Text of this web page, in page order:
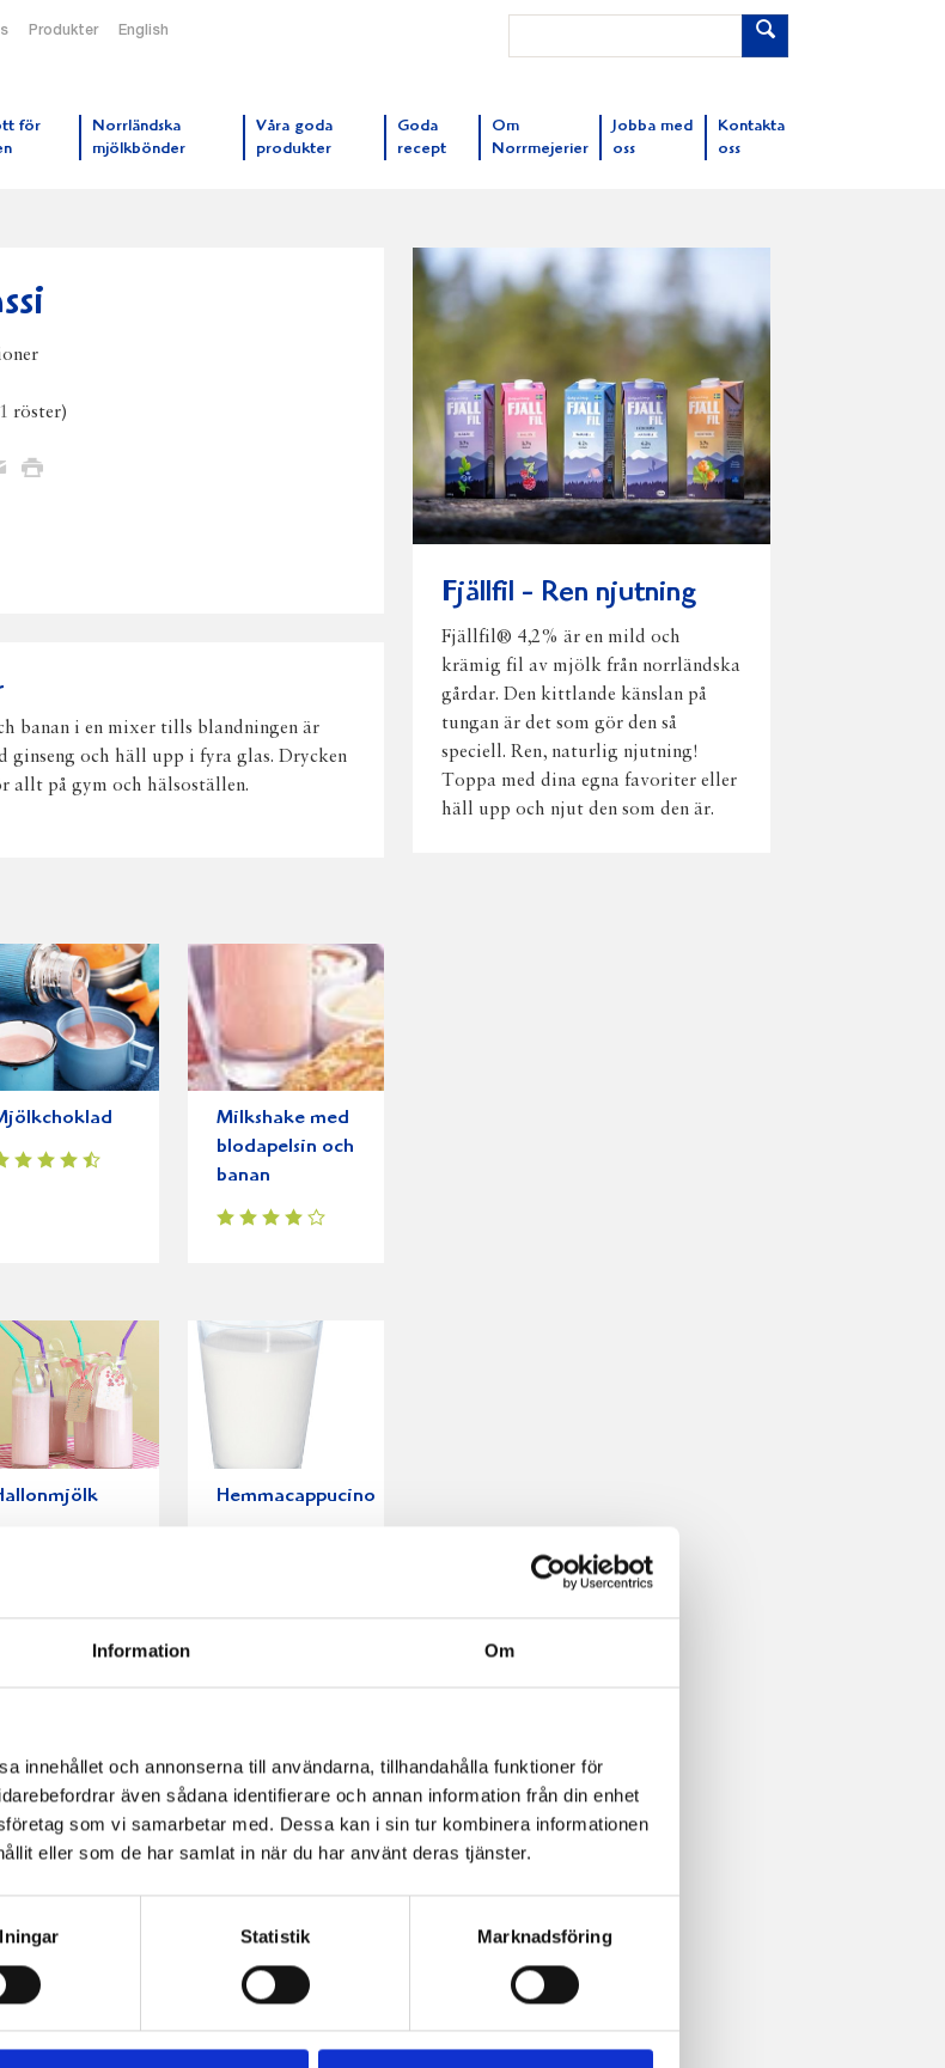
Information Om
innehållet och annonserna till användarna, tillhandahålla funktioner för
även sådana identifierare och annan information från din enhet
som vi samarbetar med. Dessa kan i sin tur kombinera informationen
eller som de har samlat in när du har använt deras tjänster.
Statistik Marknadsföring
Produkter English
för
Norrländska
mjölkbönder
Våra goda
produkter
Goda
recept
Om
Norrmejerier
Jobba med
oss
Kontakta
oss
1 röster)
DelaSkriv
banan i en mixer tills blandningen är
ginseng och häll upp i fyra glas. Drycken
allt på gym och hälsoställen.
Milkshake med
blodapelsin och
banan
Hemmacappucino
2,7%
Skogsbärsfil
Fjällfil - Ren njutning
Fjällfil® 4,2% är en mild och
krämig fil av mjölk från norrländska
gårdar. Den kittlande känslan på
tungan är det som gör den så
speciell. Ren, naturlig njutning!
Toppa med dina egna favoriter eller
häll upp och njut den som den är.